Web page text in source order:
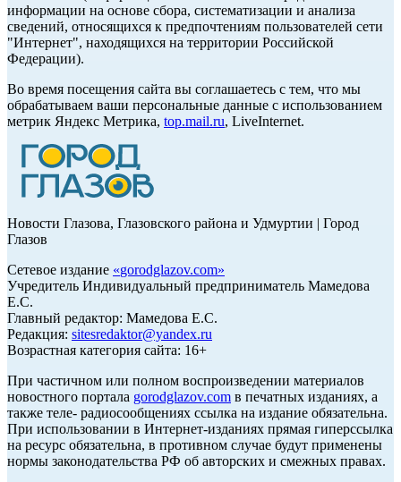
информации на основе сбора, систематизации и анализа
сведений, относящихся к предпочтениям пользователей сети
"Интернет", находящихся на территории Российской
Федерации).
Во время посещения сайта вы соглашаетесь с тем, что мы
обрабатываем ваши персональные данные с использованием
метрик Яндекс Метрика, top.mail.ru, LiveInternet.
Новости Глазова, Глазовского района и Удмуртии | Город
Глазов
Сетевое издание «gorodglazov.com»
Учредитель Индивидуальный предприниматель Мамедова
Е.С.
Главный редактор: Мамедова Е.С.
Редакция: sitesredaktor@yandex.ru
Возрастная категория сайта: 16+
При частичном или полном воспроизведении материалов
новостного портала gorodglazov.com в печатных изданиях, а
также теле- радиосообщениях ссылка на издание обязательна.
При использовании в Интернет-изданиях прямая гиперссылка
на ресурс обязательна, в противном случае будут применены
нормы законодательства РФ об авторских и смежных правах.